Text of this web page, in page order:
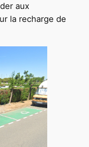
aux
la recharge de